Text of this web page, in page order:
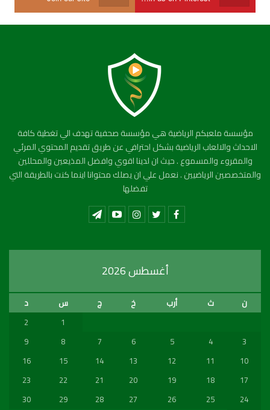
مؤسسة ملعبكم الرياضية هي مؤسسة صحفية تهدف الي تغطية كافة
الاحداث والالعاب الرياضية بشكل احترافي عن طريق تقديم المحتوي المرئي
والمقروء والمسموع . حيث ان لدينا اقوي وافضل المذيعين والمحللين
والمتخصصين الرياضيين . نعمل علي ان يصلك محتوانا اينما كنت بالطريقة التي
تفضلها
أغسطس 2026
ن ث أرب خ ج س
د
1
2
3
4
5
6
7
8
9
10
11
12
13
14
15
16
17
18
19
20
21
22
23
24
25
26
27
28
29
30